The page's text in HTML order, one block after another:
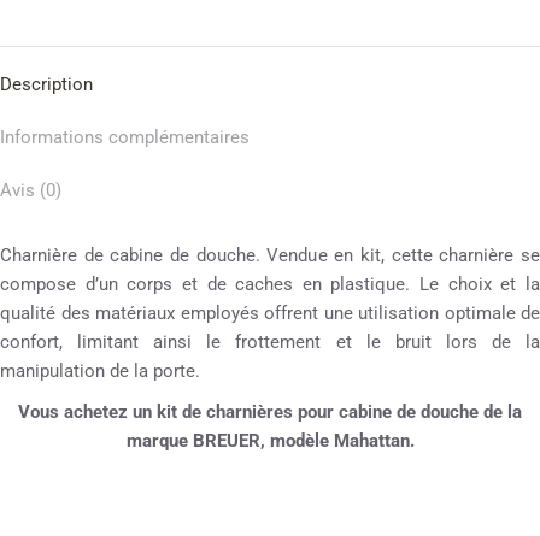
Description
Informations complémentaires
Avis (0)
Charnière de cabine de douche. Vendue en kit, cette charnière se
compose d’un corps et de caches en plastique. Le choix et la
qualité des matériaux employés offrent une utilisation optimale de
confort, limitant ainsi le frottement et le bruit lors de la
manipulation de la porte.
Vous achetez un kit de charnières pour cabine de douche de la
marque BREUER, modèle Mahattan.